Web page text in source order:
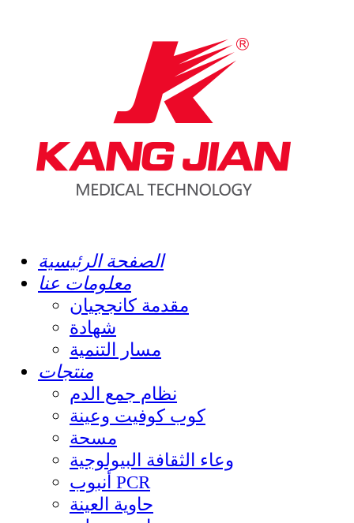
الصفحة الرئيسية
معلومات عنا
مقدمة كانججيان
شهادة
مسار التنمية
منتجات
نظام جمع الدم
كوب كوفيت وعينة
مسحة
وعاء الثقافة البيولوجية
أنبوب PCR
حاوية العينة